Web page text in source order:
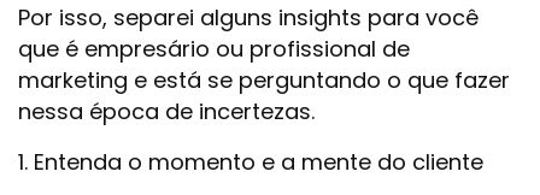
Por isso, separei alguns insights para você
que é empresário ou profissional de
marketing e está se perguntando o que fazer
nessa época de incertezas.
1. Entenda o momento e a mente do cliente